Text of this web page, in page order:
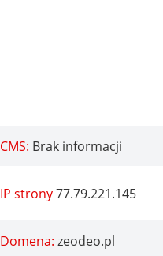
CMS: Brak informacji
IP strony77.79.221.145
Domena:zeodeo.pl